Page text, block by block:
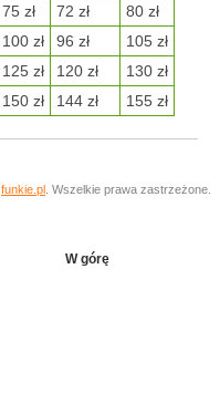
75 zł 72 zł
80 zł
100 zł 96 zł
105 zł
125 zł 120 zł
130 zł
150 zł 144 zł 155 zł
funkie.pl . Wszelkie prawa zastrzeżone.
W górę